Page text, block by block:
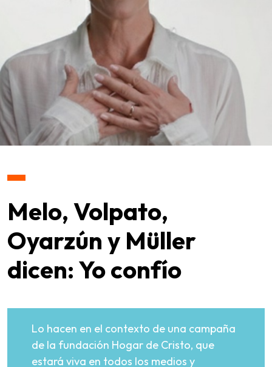
Melo, Volpato,
Oyarzún y Müller
dicen: Yo confío
Lo hacen en el contexto de una campaña
de la fundación Hogar de Cristo, que
estará viva en todos los medios y